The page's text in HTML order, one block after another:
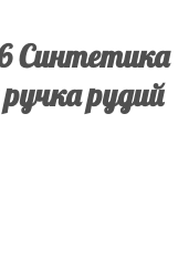
Синтетика
рудий